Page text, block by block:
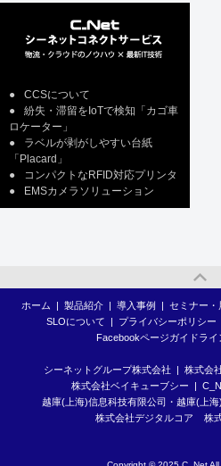
●
CCSについて
●
紛失・滞留をIoTで検知「カゴ車
ロケーター」
●
ラベルが剥がしやすい台紙
「Placard」
●
コンパクトなRFID対応プリンタ
●
EMSカメラソリューション
ホーム | 製品紹介 | 導入事例 | セミナー・
SLOについて
| プライバシーポリシー
Facebookページガイドライ
シーネットグループ株式会社 | 株式会
株式会社ベイキューブシー
|
越庫(上海)信息科技有限公司・越庫(上
株式会社デジタルコア
株